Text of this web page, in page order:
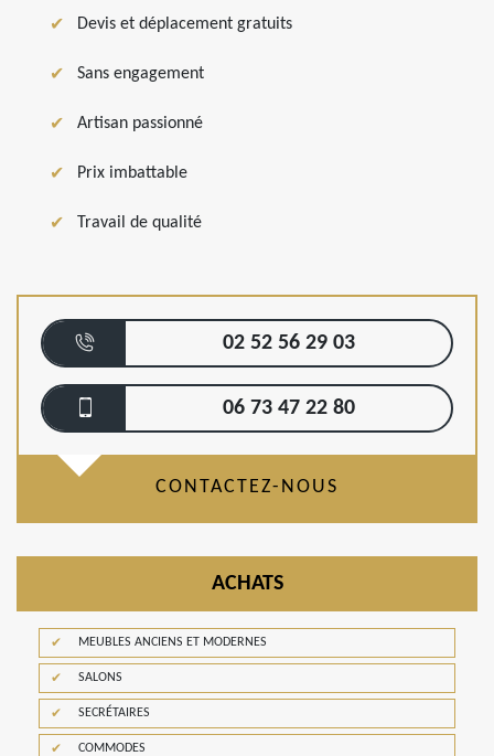
Devis et déplacement gratuits
Sans engagement
Artisan passionné
Prix imbattable
Travail de qualité
02 52 56 29 03
06 73 47 22 80
CONTACTEZ-NOUS
ACHATS
MEUBLES ANCIENS ET MODERNES
SALONS
SECRÉTAIRES
COMMODES